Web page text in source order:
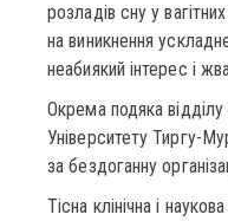
розладів сну у
на виникнення
неабиякий інтерес і
Окрема подяка відділу
Університету Тиргу-
за бездоганну
Тісна клінічна і